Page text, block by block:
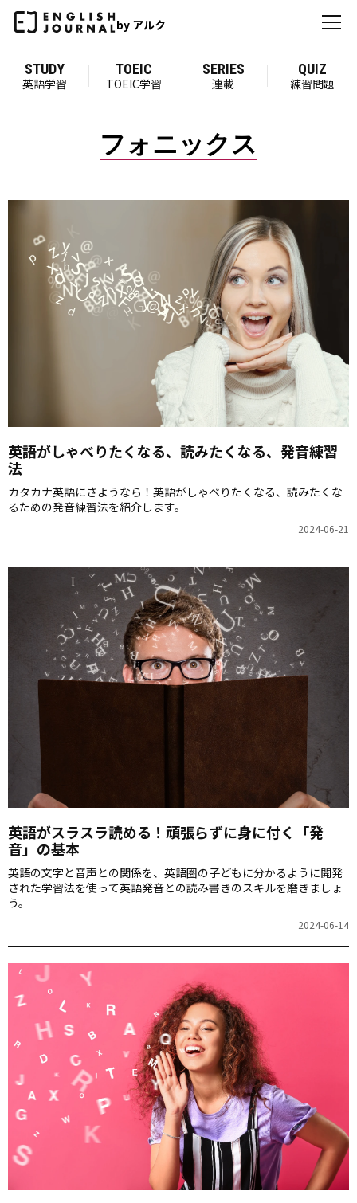
by アルク
STUDY
英語学習
TOEIC
TOEIC学習
SERIES
連載
QUIZ
練習問題
フォニックス
英語がしゃべりたくなる、読みたくなる、発音練習
法
カタカナ英語にさようなら！英語がしゃべりたくなる、読みたくな
るための発音練習法を紹介します。
2024-06-21
英語がスラスラ読める！頑張らずに身に付く「発
音」の基本
英語の文字と音声との関係を、英語圏の子どもに分かるように開発
された学習法を使って英語発音との読み書きのスキルを磨きましょ
う。
2024-06-14